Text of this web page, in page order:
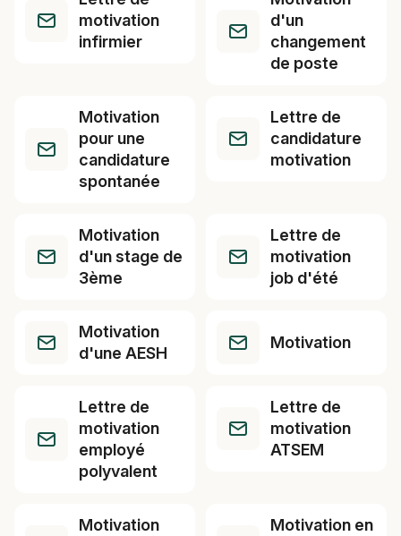
motivation
infirmier
d'un
changement
de poste
Motivation
pour une
candidature
spontanée
Lettre de
candidature
motivation
Motivation
d'un stage de
3ème
Lettre de
motivation
job d'été
Motivation
d'une AESH
Motivation
Lettre de
motivation
employé
polyvalent
Lettre de
motivation
ATSEM
Motivation
Motivation en